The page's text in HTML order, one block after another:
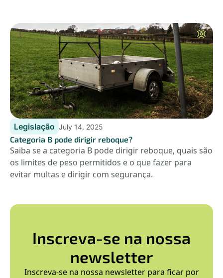
Legislação July 14, 2025
Categoria B pode dirigir reboque?
Saiba se a categoria B pode dirigir reboque, quais são
os limites de peso permitidos e o que fazer para
evitar multas e dirigir com segurança.
Inscreva-se na nossa
newsletter
Inscreva-se na nossa newsletter para ficar por